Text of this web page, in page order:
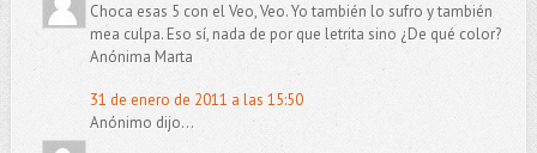
Choca esas 5 con el Veo, Veo. Yo también lo sufro y también
mea culpa. Eso sí, nada de por que letrita sino ¿De qué color?
Anónima Marta
31 de enero de 2011 a las 15:50
Anónimo dijo...